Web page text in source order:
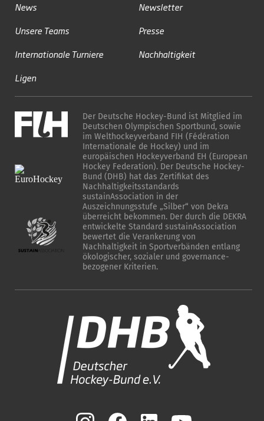
News
Unsere Teams
Internationale Turniere
Ligen
Newsletter
Presse
Nachhaltigkeit
Der Deutsche Hockey-Bund ist Mitglied im
Deutschen Olympischen Sportbund, sowie
im Welthockeyverband FIH (Fédération
Internationale de Hockey) und im
europäischen Hockeyverband EH (European
Hockey Federation). Der Deutsche Hockey-
Bund (DHB) hat das Zertifikat des
Nachhaltigkeitsstandards
sustainAssociation in der
Auszeichnungsstufe „Silber“ von Dekra
überreicht bekommen. Der durch die DEKRA
entwickelte Standard sustainAssociation
bewertet die Verankerung von
Nachhaltigkeit in Sportverbänden entlang
ökologischer, sozialer und governance-
bezogener Kriterien.